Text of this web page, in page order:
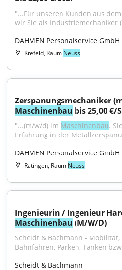
"...Für unseren Kunden aus dem
wir Sie als Industriemechaniker
DAHMEN Personalservice GmbH
Krefeld, Raum Neuss
Maschinenbau bis 25,00 €/
"...(m/w/d) im Maschinenbau.
Erfahrung in der
DAHMEN Personalservice GmbH
Ratingen, Raum Neuss
Maschinenbau (M/W/D)
Scheidt & Bachmann -
Bahnfahren, Parken, Tanken
Scheidt & Bachmann